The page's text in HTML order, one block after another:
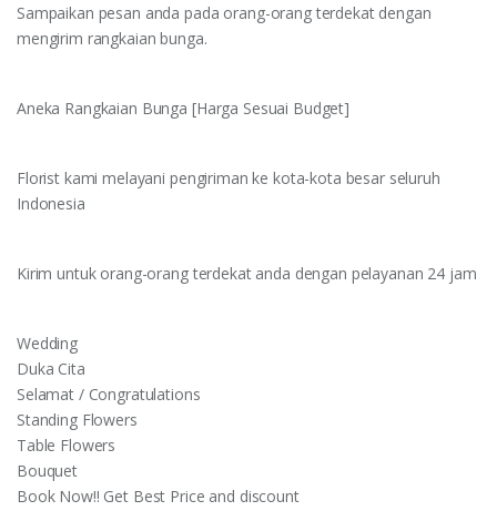
Sampaikan pesan anda pada orang-orang terdekat dengan
mengirim rangkaian bunga.
Aneka Rangkaian Bunga [Harga Sesuai Budget]
Florist kami melayani pengiriman ke kota-kota besar seluruh
Indonesia
Kirim untuk orang-orang terdekat anda dengan pelayanan 24 jam
Wedding
Duka Cita
Selamat / Congratulations
Standing Flowers
Table Flowers
Bouquet
Book Now!! Get Best Price and discount